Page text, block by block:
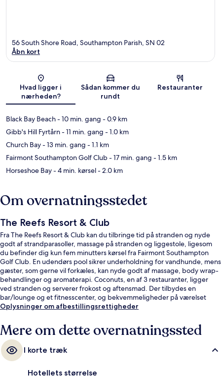
Kort
56 South Shore Road, Southampton Parish, SN 02
Åbn kort
Hvad ligger i
nærheden?
Sådan kommer du
rundt
Restauranter
Black Bay Beach- 10 min. gang - 0.9 km
Gibb's Hill Fyrtårn- 11 min. gang - 1.0 km
Church Bay- 13 min. gang - 1.1 km
Fairmont Southampton Golf Club- 17 min. gang - 1.5 km
Horseshoe Bay- 4 min. kørsel- 2.0 km
Om overnatningsstedet
The Reefs Resort & Club
Fra The Reefs Resort & Club kan du tilbringe tid på stranden og nyde
godt af strandparasoller, massage på stranden og liggestole, ligesom
du befinder dig kun fem minutters kørsel fra Fairmont Southampton
Golf Club. En udendørs pool sikrer underholdning for vandhunde, mens
gæster, som gerne vil forkæles, kan nyde godt af massage, body wrap-
behandlinger og aromaterapi. Coconuts, en af 3 restauranter, ligger
ved stranden og serverer frokost og aftensmad. Der tilbydes en
bar/lounge og et fitnesscenter, og bekvemmeligheder på værelset
tæller sovesofa og køleskab. Stedets hjælpsomme personale og
Oplysninger om afbestillingsrettigheder
Mere om dette overnatningssted
I korte træk
Hotellets størrelse